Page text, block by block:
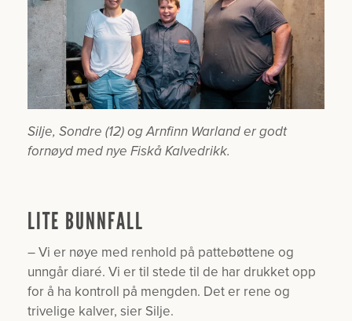
Silje, Sondre (12) og Arnfinn Warland er godt
fornøyd med nye Fiskå Kalvedrikk.
LITE BUNNFALL
– Vi er nøye med renhold på pattebøttene og
unngår diaré. Vi er til stede til de har drukket opp
for å ha kontroll på mengden. Det er rene og
trivelige kalver, sier Silje.